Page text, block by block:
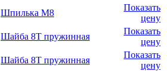
Шпилька M8
Показать
цену
Шайба 8Т пружинная
Показать
цену
Шайба 8Т пружинная
Показать
цену